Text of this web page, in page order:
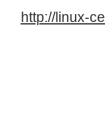
http://linux-